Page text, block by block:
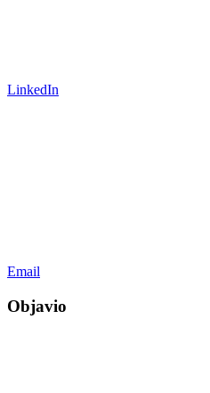
LinkedIn
Email
Objavio